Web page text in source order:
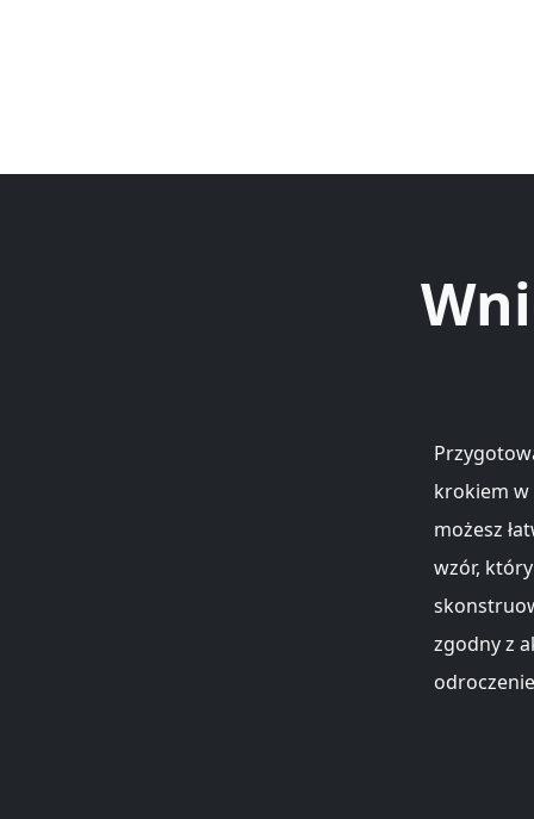
krokiem w
możesz
wzór,
zgodny z